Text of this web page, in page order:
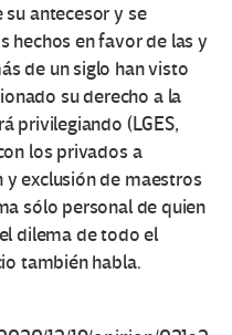
antecesor y se
hechos en favor de las y
de un siglo han visto
su derecho a la
privilegiando (LGES,
los privados a
exclusión de maestros
sólo personal de quien
dilema de todo el
también habla.